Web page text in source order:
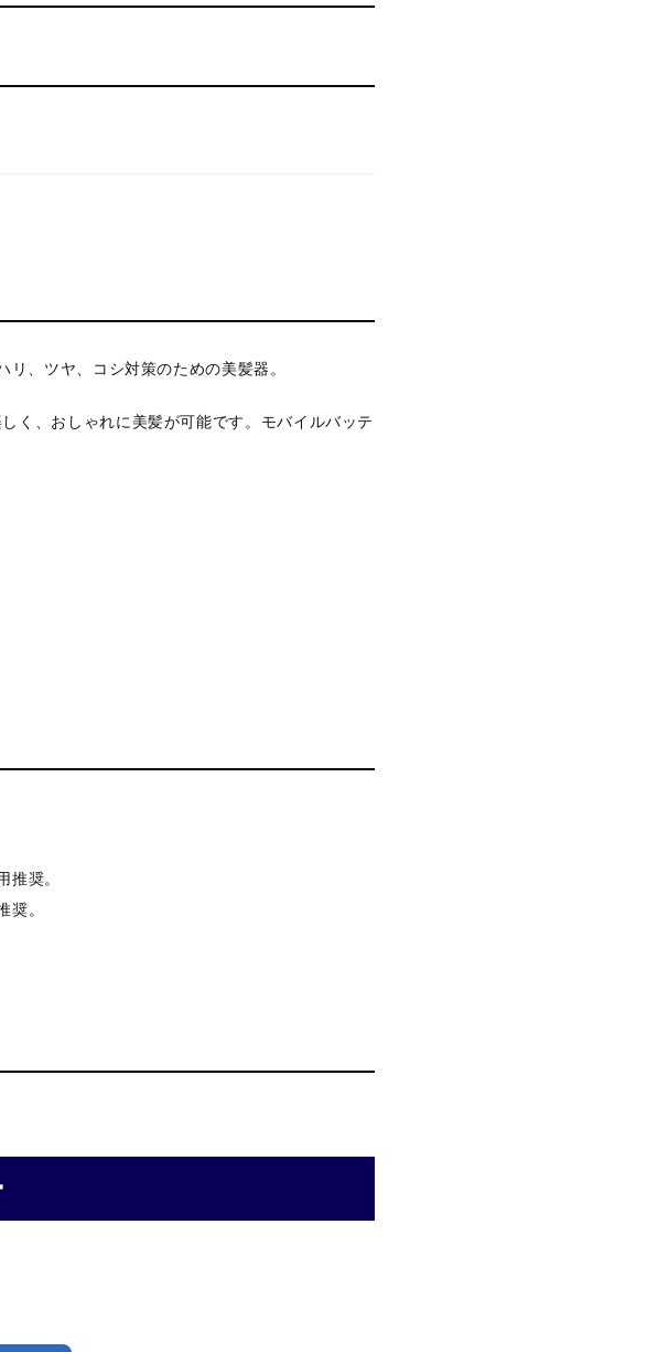
、ツヤ、コシ対策のための美髪器。
く、おしゃれに美髪が可能です。モバイルバッテ
奨。
。